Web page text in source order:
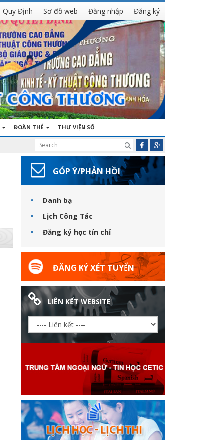
Quy Định Sơ đồ web Đăng nhập Đăng ký
ĐOÀN THỂ THƯ VIỆN SỐ
GÓP Ý/PHẢN HỒI
Danh bạ
Lịch Công Tác
Đăng ký học tín chỉ
ĐĂNG KÝ XÉT TUYỂN
LIÊN KẾT WEBSITE